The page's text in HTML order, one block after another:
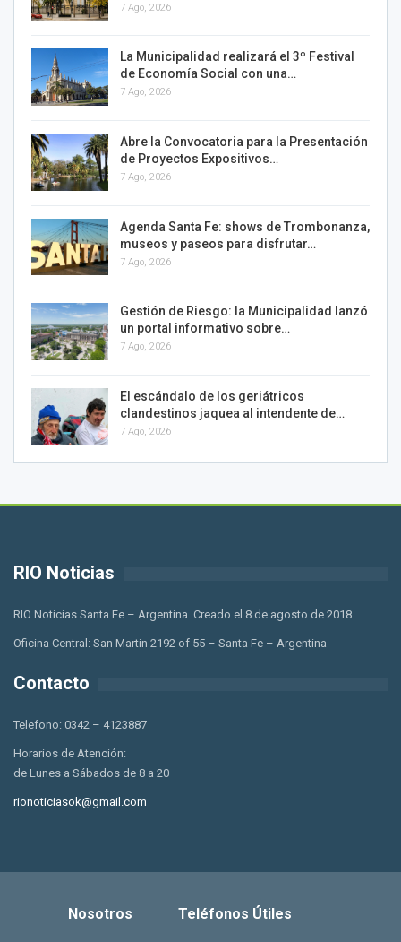
7 Ago, 2026
La Municipalidad realizará el 3º Festival
de Economía Social con una…
7 Ago, 2026
Abre la Convocatoria para la Presentación
de Proyectos Expositivos…
7 Ago, 2026
Agenda Santa Fe: shows de Trombonanza,
museos y paseos para disfrutar…
7 Ago, 2026
Gestión de Riesgo: la Municipalidad lanzó
un portal informativo sobre…
7 Ago, 2026
El escándalo de los geriátricos
clandestinos jaquea al intendente de…
7 Ago, 2026
RIO Noticias
RIO Noticias Santa Fe – Argentina. Creado el 8 de agosto de 2018.
Oficina Central: San Martin 2192 of 55 – Santa Fe – Argentina
Contacto
Telefono: 0342 – 4123887
Horarios de Atención:
de Lunes a Sábados de 8 a 20
rionoticiasok@gmail.com
Nosotros Teléfonos Útiles